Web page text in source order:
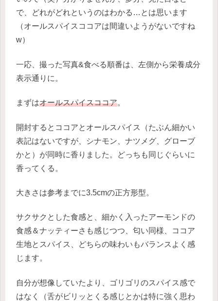
で、どれがどれというのはわかる…とは思います
（オールスパイスココアは間違いようがないですね
w）
一応、撮った写真&食べる順番は、左側から栄養成分
表示通りに。
まずはオールスパイスココア。
開封するとココアとオールスパイス（たぶん細かい
表記はないですが、シナモン、ナツメグ、グローブ
かと）が同時に香りました。どっちも同じぐらいに
香ってくる。
大きさは参考までに3.5cmの正方形型。
サクサクとした食感と、細かく入ったアーモンドの
食感＆ナッティーさも感じつつ、匂い同様、ココア
生地とスパイス、どちらの味わいもバランスよく感
じます。
自分が想像していたより、ゴリゴリのスパイス感で
はなく（舌がビリッとくる感じとかは特に強く思わ